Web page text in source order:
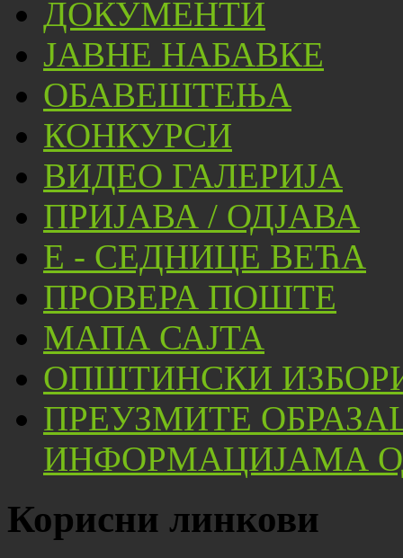
ДОКУМЕНТИ
ЈАВНЕ НАБАВКЕ
ОБАВЕШТЕЊА
КОНКУРСИ
ВИДЕО ГАЛЕРИЈА
ПРИЈАВА / ОДЈАВА
Е - СЕДНИЦЕ ВЕЋА
ПРОВЕРА ПОШТЕ
МАПА САЈТА
ОПШТИНСКИ
ПРЕУЗМИТЕ
ИНФОРМАЦИЈАМА
Корисни линкови